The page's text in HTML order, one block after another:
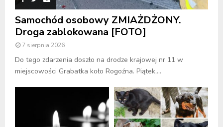
Samochód osobowy ZMIAŻDŻONY.
Droga zablokowana [FOTO]
7 sierpnia 2026
Do tego zdarzenia doszło na drodze krajowej nr 11 w
miejscowości Grabatka koło Rogoźna. Piątek,...